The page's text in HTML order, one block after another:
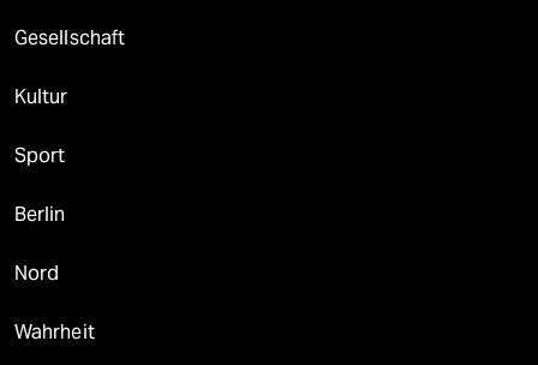
Gesellschaft
Kultur
Sport
Berlin
Nord
Wahrheit